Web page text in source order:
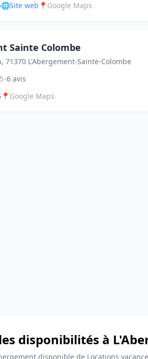
🌐Site web 📍 Google Maps
Sainte Colombe
71370 L'Abergement-Sainte-Colombe
•6 avis
📍 Google Maps
disponibilités à
disponible de Locations